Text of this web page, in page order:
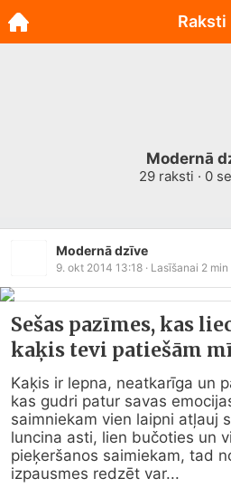
Modernā
29raksti · 0
Modernā dzīve
9. okt 2014 13:18 · Lasīšanai 2 min
Sešas pazīmes, kas
kaķis tevi patiešām
Kaķis ir lepna, neatkarīga un
kas gudri patur savas
saimniekam vien laipni atļauj
luncina asti, lien bučoties un
pieķeršanos saimiekam, tad
izpausmes redzēt var...
Raksti